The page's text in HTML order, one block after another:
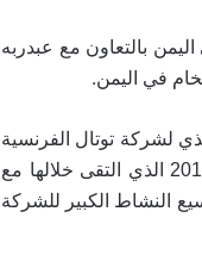
بالتعاون مع عبدربه
.
لشركة توتال الفرنسية
“كريستوف دو مارجري” للعاصمة اليمنية صنعاء في عام 2014 الذي التقى خلالها مع
النشاط الكبير للشركة